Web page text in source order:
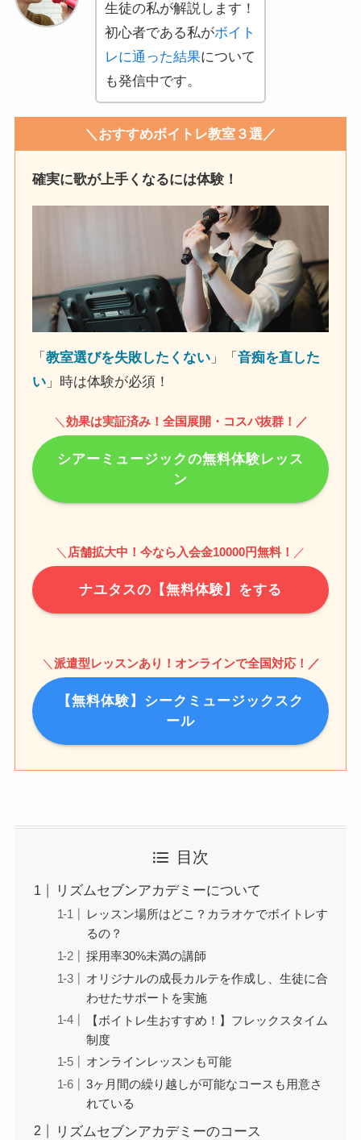
生徒の私が解説します！
初心者である私がボイト
レに通った結果について
も発信中です。
＼おすすめボイトレ教室３選／
確実に歌が上手くなるには体験！
「教室選びを失敗したくない 」「音痴を直した
い 」時は体験が必須！
＼ 効果は実証済み！全国展開・コスパ抜群！ ／
シアーミュージックの無料体験レッス
ン
＼ 店舗拡大中！今なら入会金10000円無料！ ／
ナユタスの【無料体験】をする
＼ 派遣型レッスンあり！オンラインで全国対応！／
【無料体験】シークミュージックスク
ール
目次
リズムセブンアカデミーについて
レッスン場所はどこ？カラオケでボイトレす
るの？
採用率30%未満の講師
オリジナルの成長カルテを作成し、生徒に合
わせたサポートを実施
【ボイトレ生おすすめ！】フレックスタイム
制度
オンラインレッスンも可能
3ヶ月間の繰り越しが可能なコースも用意さ
れている
リズムセブンアカデミーのコース